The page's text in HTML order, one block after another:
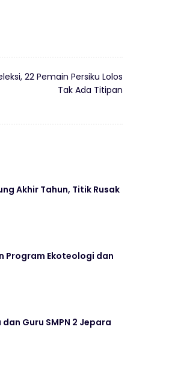
22 Pemain Persiku Lolos
Tak Ada Titipan
Akhir Tahun, Titik Rusak
Program Ekoteologi dan
Guru SMPN 2 Jepara